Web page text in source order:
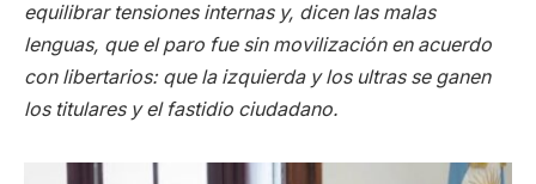
equilibrar tensiones internas y, dicen las malas
lenguas, que el paro fue sin movilización en acuerdo
con libertarios: que la izquierda y los ultras se ganen
los titulares y el fastidio ciudadano.